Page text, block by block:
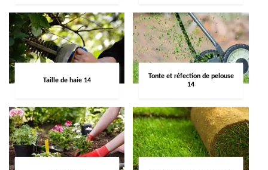
Taille de haie 14
Tonte et réfection de pelouse
14